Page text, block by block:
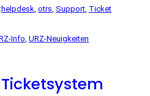
helpdesk, otrs, Support, Ticket
Info, URZ-Neuigkeiten